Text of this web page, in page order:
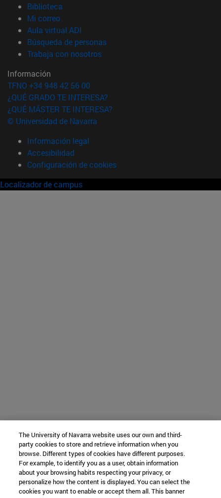
Biblioteca
Mi correo(abre en nueva ventana)
Aula virtual ADI
Búsqueda de personas(abre en nueva ventana)
Trabaja con nosotros(abre en nueva ventana)
Información
TFNO +34 948 42 56 00
¿QUÉ GRADO TE INTERESA?
¿QUÉ MÁSTER TE INTERESA?
© Universidad de Navarra
Información legal
Accesibilidad
Configuración de cookies
Localizador de campus
The University of Navarra website uses our own and third-
party cookies to store and retrieve information when you
browse. Different types of cookies have different purposes.
For example, to identify you as a user, obtain information
about your browsing habits respecting your privacy, or
personalize how the content is displayed. You can select the
cookies you want to enable or accept them all. This banner